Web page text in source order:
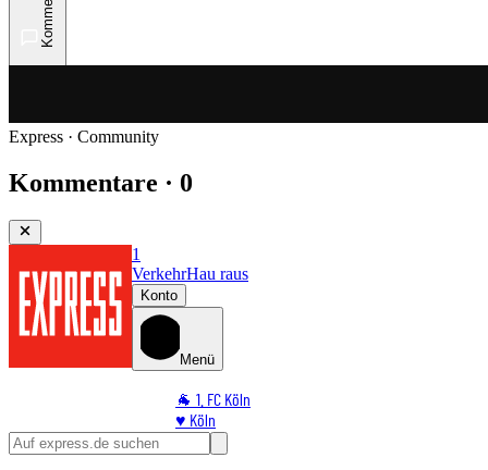
Express · Community
Kommentare · 0
1
VerkehrHau raus
Konto
Menü
🐐 1. FC Köln
♥️ Köln
⭐ Promi